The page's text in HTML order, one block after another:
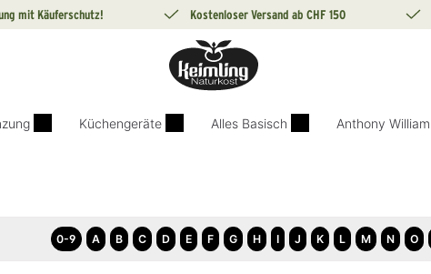
mit Käuferschutz! Kostenloser Versand ab CHF 150
Küchengeräte Alles Basisch Anthony William
0-9 A B C D E F G H I J K L M N O